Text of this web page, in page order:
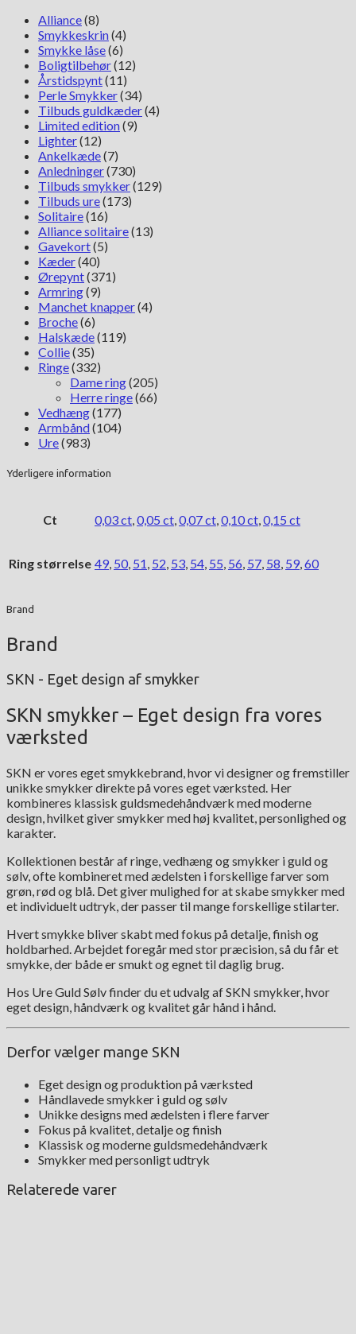
Alliance(8)
Smykkeskrin(4)
Smykke låse(6)
Boligtilbehør(12)
Årstidspynt(11)
Perle Smykker(34)
Tilbuds guldkæder(4)
Limited edition(9)
Lighter(12)
Ankelkæde(7)
Anledninger(730)
Tilbuds smykker(129)
Tilbuds ure(173)
Solitaire(16)
Alliance solitaire(13)
Gavekort(5)
Kæder(40)
Ørepynt(371)
Armring(9)
Manchet knapper(4)
Broche(6)
Halskæde(119)
Collie(35)
Ringe(332)
Dame ring(205)
Herre ringe(66)
Vedhæng(177)
Armbånd(104)
Ure(983)
Yderligere information
Ct 0,03 ct,0,05 ct,0,07 ct,0,10 ct,0,15 ct
Ring størrelse 49, 50, 51, 52, 53, 54, 55, 56, 57, 58, 59,60
Brand
Brand
SKN - Eget design af smykker
SKN smykker – Eget design fra vores
værksted
SKN er vores eget smykkebrand, hvor vi designer og fremstiller
unikke smykker direkte på vores eget værksted. Her
kombineres klassisk guldsmedehåndværk med moderne
design, hvilket giver smykker med høj kvalitet, personlighed og
karakter.
Kollektionen består af ringe, vedhæng og smykker i guld og
sølv, ofte kombineret med ædelsten i forskellige farver som
grøn, rød og blå. Det giver mulighed for at skabe smykker med
et individuelt udtryk, der passer til mange forskellige stilarter.
Hvert smykke bliver skabt med fokus på detalje, finish og
holdbarhed. Arbejdet foregår med stor præcision, så du får et
smykke, der både er smukt og egnet til daglig brug.
Hos Ure Guld Sølv finder du et udvalg af SKN smykker, hvor
eget design, håndværk og kvalitet går hånd i hånd.
Derfor vælger mange SKN
Eget design og produktion på værksted
Håndlavede smykker i guld og sølv
Unikke designs med ædelsten i flere farver
Fokus på kvalitet, detalje og finish
Klassisk og moderne guldsmedehåndværk
Smykker med personligt udtryk
Relaterede varer